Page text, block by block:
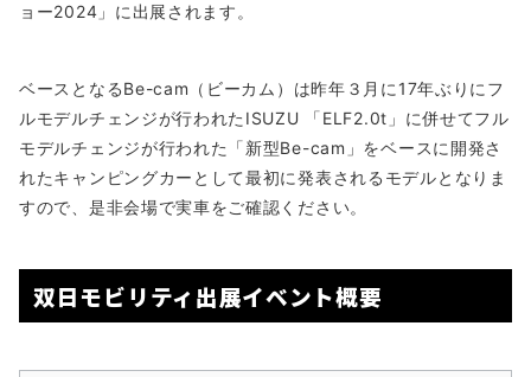
ョー2024」に出展されます。
ベースとなるBe-cam（ビーカム）は昨年３月に17年ぶりにフ
ルモデルチェンジが行われたISUZU 「ELF2.0t」に併せてフル
モデルチェンジが行われた「新型Be-cam」をベースに開発さ
れたキャンピングカーとして最初に発表されるモデルとなりま
すので、是非会場で実車をご確認ください。
双日モビリティ出展イベント概要